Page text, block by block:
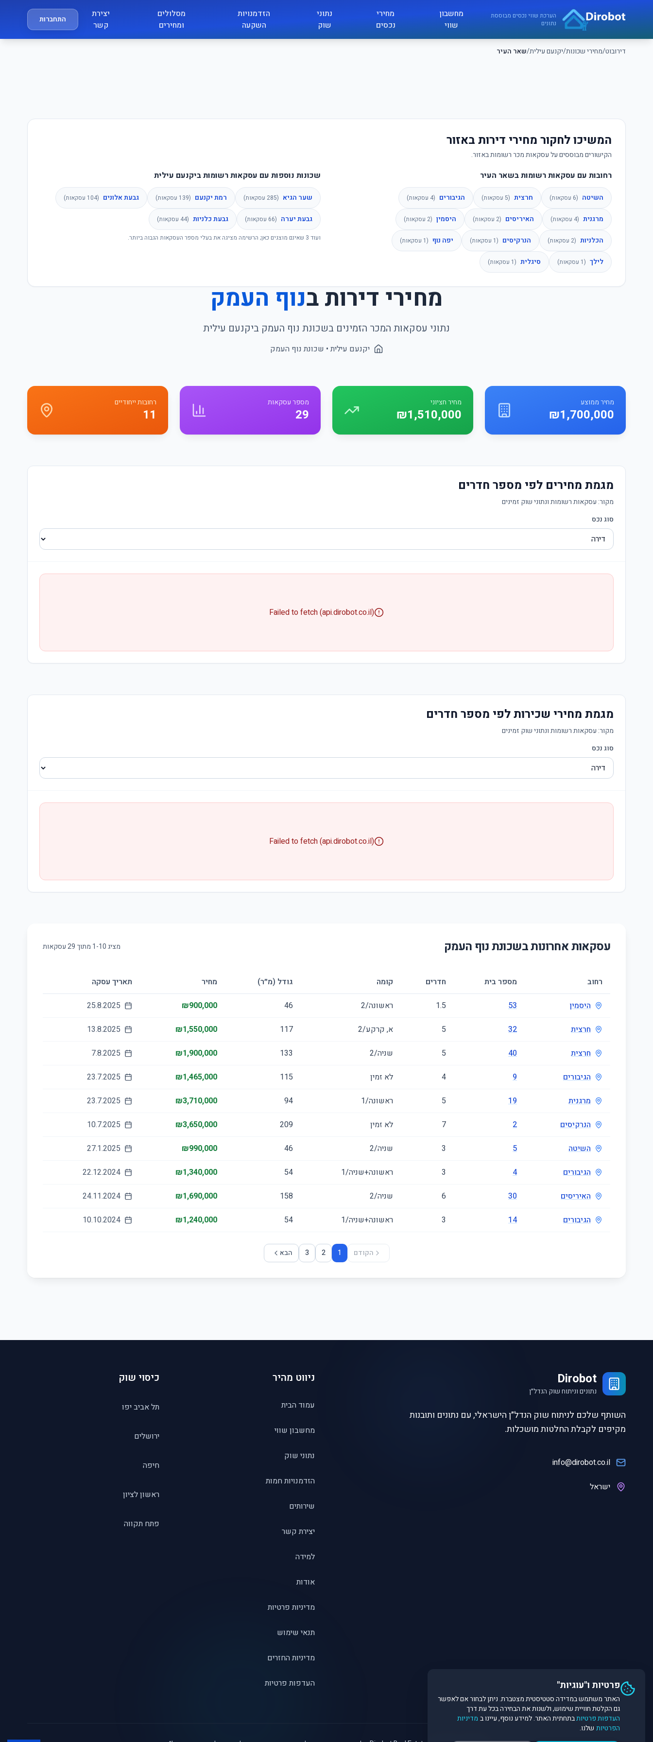
דירובוט/מחירי שכונות/יקנעם עילית/שאר העיר
דירובוט
הערכת שווי נכסים מבוססת
נתונים
מחשבון
שווי
מחירי
נכסים
נתוני
שוק
הזדמנויות
השקעה
מסלולים
ומחירים
יצירת
קשר
התחברות
המשיכו לחקור מחירי דירות באזור
הקישורים מבוססים על עסקאות מכר רשומות באזור.
רחובות עם עסקאות רשומות בשאר העיר
השיטה (
6 עסקאות) חרצית (
5 עסקאות) הגיבורים (
4 עסקאות)
מרגנית (
4 עסקאות) האיריסים (
2 עסקאות) היסמין (
2 עסקאות)
הכלניות (
2 עסקאות) הנרקיסים (
1 עסקאות) יפה נוף (
1 עסקאות)
לילך (
1 עסקאות) סיגלית (
1 עסקאות)
שכונות נוספות עם עסקאות רשומות ביקנעם עילית
שער הגיא (
285 עסקאות) רמת יקנעם (
139 עסקאות) גבעת אלונים (
104 עסקאות)
גבעת יערה (
66 עסקאות) גבעת כלניות (
44 עסקאות)
ועוד 3 שאינם מוצגים כאן; הרשימה מציגה את בעלי מספר העסקאות הגבוה ביותר.
מחירי דירות בנוף העמק
נתוני עסקאות המכר הזמינים בשכונת נוף העמק ביקנעם עילית
יקנעם עילית • שכונת נוף העמק
מחיר ממוצע
₪1,700,000
מחיר חציוני
₪1,510,000
מספר עסקאות
29
רחובות ייחודיים
11
מגמת מחירים לפי מספר חדרים
מקור: עסקאות רשומות ונתוני שוק זמינים
סוג נכס
Failed to fetch (api.dirobot.co.il)
מגמת מחירי שכירות לפי מספר חדרים
מקור: עסקאות רשומות ונתוני שוק זמינים
סוג נכס
Failed to fetch (api.dirobot.co.il)
עסקאות אחרונות בשכונתנוף העמק מציג 1-10 מתוך29עסקאות
רחוב מספר בית חדרים קומה גודל (מ״ר) מחיר תאריך עסקה
היסמין 53
1.5 ראשונה/2 46
₪900,000
25.8.2025
חרצית 32
5 א, קרקע/2 117
₪1,550,000
13.8.2025
חרצית 40
5 שניה/2 133
₪1,900,000
7.8.2025
הגיבורים 9
4 לא זמין 115
₪1,465,000
23.7.2025
מרגנית 19
5 ראשונה/1 94
₪3,710,000
23.7.2025
הנרקיסים 2
7 לא זמין 209
₪3,650,000
10.7.2025
השיטה 5
3 שניה/2 46
₪990,000
27.1.2025
הגיבורים 4
3 ראשונה+שניה/1 54
₪1,340,000
22.12.2024
האיריסים 30
6 שניה/2 158
₪1,690,000
24.11.2024
הגיבורים 14
3 ראשונה+שניה/1 54
₪1,240,000
10.10.2024
הקודם 1
2
3 הבא
Dirobot
נתונים וניתוח שוק הנדל״ן
השותף שלכם לניתוח שוק הנדל״ן הישראלי, עם נתונים ותובנות
מקיפים לקבלת החלטות מושכלות.
info@dirobot.co.il
ישראל
ניווט מהיר
עמוד הבית
מחשבון שווי
נתוני שוק
הזדמנויות חמות
שירותים
יצירת קשר
למידה
אודות
מדיניות פרטיות
תנאי שימוש
מדיניות החזרים
העדפות פרטיות
כיסוי שוק
תל אביב יפו
ירושלים
חיפה
ראשון לציון
פתח תקווה
פרטיות ו"עוגיות"
האתר משתמש במדידה סטטיסטית מצטברת. ניתן לבחור אם לאפשר
גם הקלטת חוויית שימוש, ולשנות את הבחירה בכל עת דרך
העדפות פרטיותבתחתית האתר. למידע נוסף, עיינו ב מדיניות
הפרטיות שלנו.